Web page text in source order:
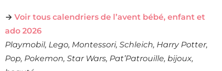
→ Voir tous calendriers de l’avent bébé, enfant et
ado 2026
Playmobil, Lego, Montessori, Schleich, Harry Potter,
Pop, Pokemon, Star Wars, Pat’Patrouille, bijoux,